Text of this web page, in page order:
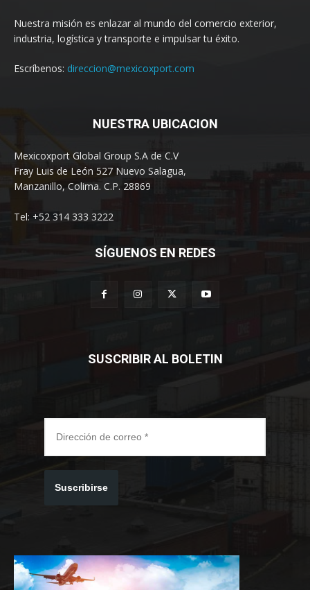
Nuestra misión es enlazar al mundo del comercio exterior,
industria, logística y transporte e impulsar tu éxito.
Escríbenos: direccion@mexicoxport.com
NUESTRA UBICACION
Mexicoxport Global Group S.A de C.V
Fray Luis de León 527 Nuevo Salagua,
Manzanillo, Colima. C.P. 28869
Tel: +52 314 333 3222
SÍGUENOS EN REDES
SUSCRIBIR AL BOLETIN
Suscribirse